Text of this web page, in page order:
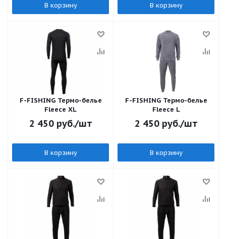
В корзину В корзину
F-FISHING Термо-белье
Fleece XL
2 450руб./шт
В корзину
F-FISHING Термо-белье
Fleece L
2 450руб./шт
В корзину